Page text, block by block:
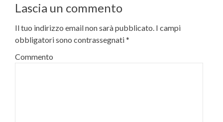
Lascia un commento
Il tuo indirizzo email non sarà pubblicato. I campi
obbligatori sono contrassegnati*
Commento